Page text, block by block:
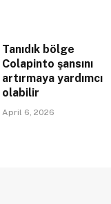
Tanıdık bölge
Colapinto şansını
artırmaya yardımcı
olabilir
April 6, 2026